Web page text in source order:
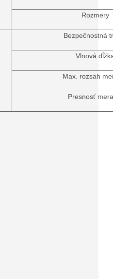
Rozmery
Bezpečnostná
Vlnová
Max. rozsah
Presnosť